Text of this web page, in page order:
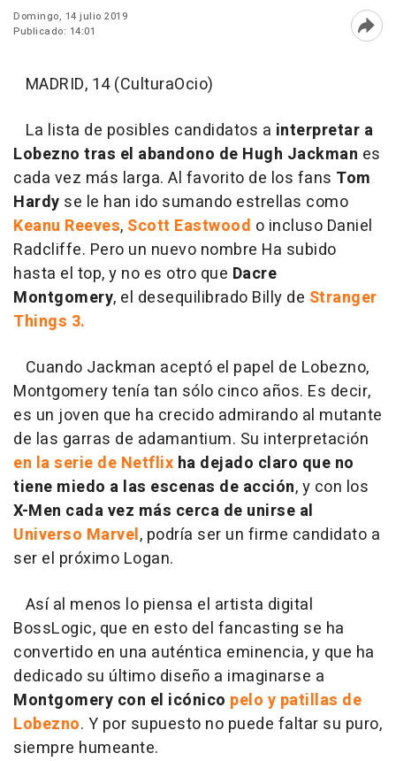
Domingo, 14 julio 2019
Publicado: 14:01
MADRID, 14 (CulturaOcio)
La lista de posibles candidatos a interpretar a
Lobezno tras el abandono de Hugh Jackman es
cada vez más larga. Al favorito de los fans Tom
Hardy se le han ido sumando estrellas como
Keanu Reeves, Scott Eastwood o incluso Daniel
Radcliffe. Pero un nuevo nombre Ha subido
hasta el top, y no es otro que Dacre
Montgomery, el desequilibrado Billy de Stranger
Things 3.
Cuando Jackman aceptó el papel de Lobezno,
Montgomery tenía tan sólo cinco años. Es decir,
es un joven que ha crecido admirando al mutante
de las garras de adamantium. Su interpretación
en la serie de Netflix ha dejado claro que no
tiene miedo a las escenas de acción, y con los
X-Men cada vez más cerca de unirse al
Universo Marvel, podría ser un firme candidato a
ser el próximo Logan.
Así al menos lo piensa el artista digital
BossLogic, que en esto del fancasting se ha
convertido en una auténtica eminencia, y que ha
dedicado su último diseño a imaginarse a
Montgomery con el icónico pelo y patillas de
Lobezno. Y por supuesto no puede faltar su puro,
siempre humeante.